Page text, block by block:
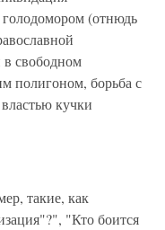
(отнюдь
свободном
полигоном, борьба с
кучки
такие, как
"Кто боится